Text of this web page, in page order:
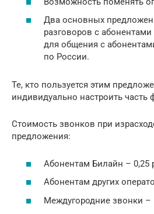
Два основных
разговоров с
для общения с
по России.
Те, кто пользуется этим
индивидуально настроить
Стоимость звонков при
предложения:
Абонентам Билайн – 0,25
Абонентам других
Междугородние звонки –